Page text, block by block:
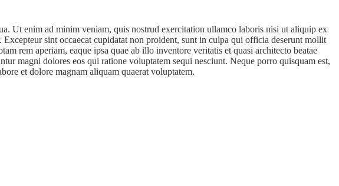
Ut enim ad minim veniam, quis nostrud exercitation ullamco laboris nisi ut aliquip ex
sint occaecat cupidatat non proident, sunt in culpa qui officia deserunt mollit
rem aperiam, eaque ipsa quae ab illo inventore veritatis et quasi architecto beatae
magni dolores eos qui ratione voluptatem sequi nesciunt. Neque porro quisquam est,
et dolore magnam aliquam quaerat voluptatem.